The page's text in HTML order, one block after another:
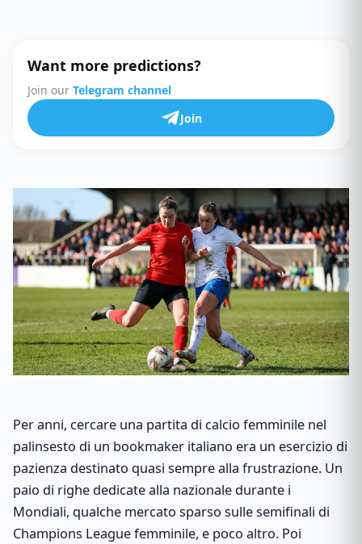
Want more predictions?
Join our Telegram channel
Join
Per anni, cercare una partita di calcio femminile nel
palinsesto di un bookmaker italiano era un esercizio di
pazienza destinato quasi sempre alla frustrazione. Un
paio di righe dedicate alla nazionale durante i
Mondiali, qualche mercato sparso sulle semifinali di
Champions League femminile, e poco altro. Poi